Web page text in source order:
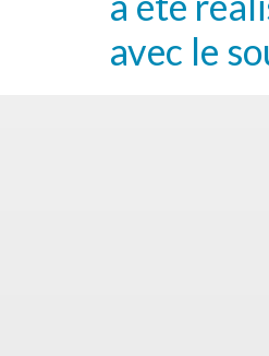
avec le